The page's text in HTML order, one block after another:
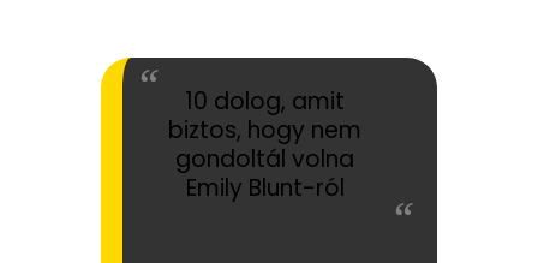
10 dolog, amit
biztos, hogy nem
gondoltál volna
Emily Blunt-ról